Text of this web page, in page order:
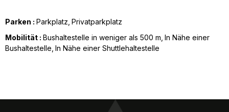
Parken : Parkplatz Privatparkplatz
Mobilität : Bushaltestelle in weniger als 500 m In Nähe einer
Bushaltestelle In Nähe einer Shuttlehaltestelle